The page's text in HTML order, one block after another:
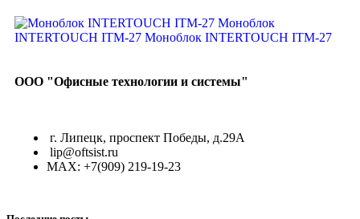
ООО "Офисные технологии и системы"
г. Липецк, проспект Победы, д.29А
lip@oftsist.ru
МАХ: +7(909) 219-19-23